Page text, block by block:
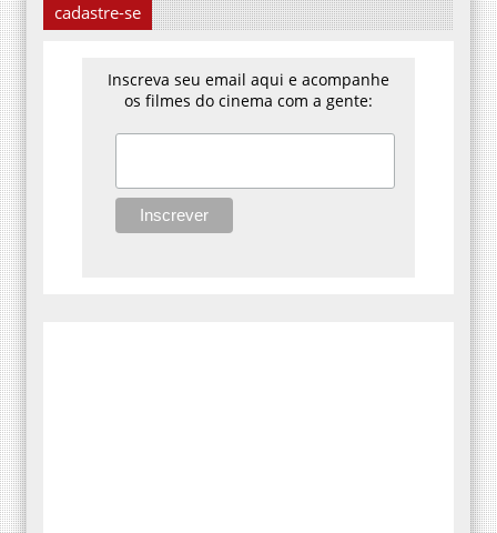
cadastre-se
Inscreva seu email aqui e acompanhe
os filmes do cinema com a gente: